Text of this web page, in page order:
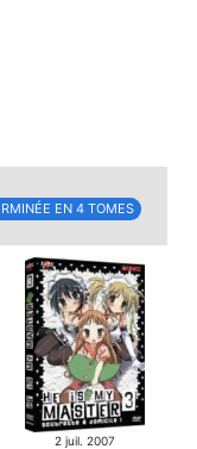
EN 4 TOMES
2 juil. 2007